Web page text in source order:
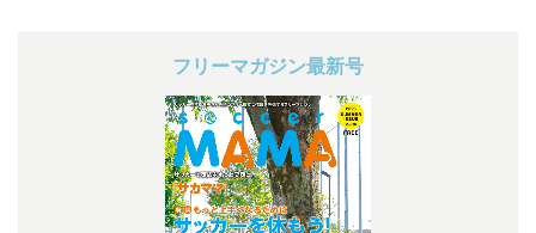
フリーマガジン最新号